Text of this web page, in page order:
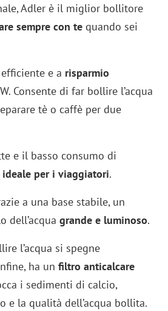
Adler è il miglior bollitore
sempre con te quando sei
e a risparmio
Consente di far bollire l’acqua
tè o caffè per due
e il basso consumo di
ideale per i viaggiatori.
a una base stabile, un
dell’acquagrande e luminoso.
l’acqua si spegne
ha unfiltro anticalcare
i sedimenti di calcio,
e la qualità dell’acqua bollita.